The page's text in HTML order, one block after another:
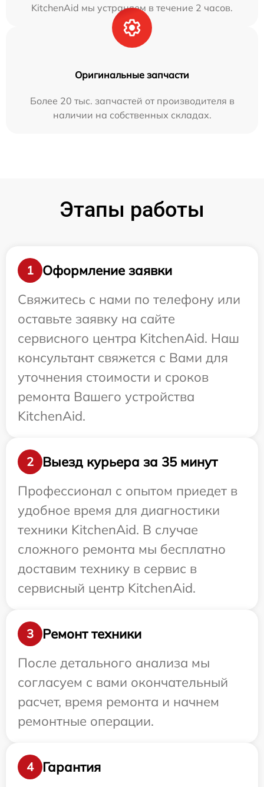
KitchenAid мы устраняем в течение 2 часов.
Оригинальные запчасти
Более 20 тыс. запчастей от производителя в
наличии на собственных складах.
Этапы работы
1
Оформление заявки
Свяжитесь с нами по телефону или
оставьте заявку на сайте
сервисного центра KitchenAid. Наш
консультант свяжется с Вами для
уточнения стоимости и сроков
ремонта Вашего устройства
KitchenAid.
2
Выезд курьера за 35 минут
Профессионал с опытом приедет в
удобное время для диагностики
техники KitchenAid. В случае
сложного ремонта мы бесплатно
доставим технику в сервис в
сервисный центр KitchenAid.
3
Ремонт техники
После детального анализа мы
согласуем с вами окончательный
расчет, время ремонта и начнем
ремонтные операции.
4 Гарантия